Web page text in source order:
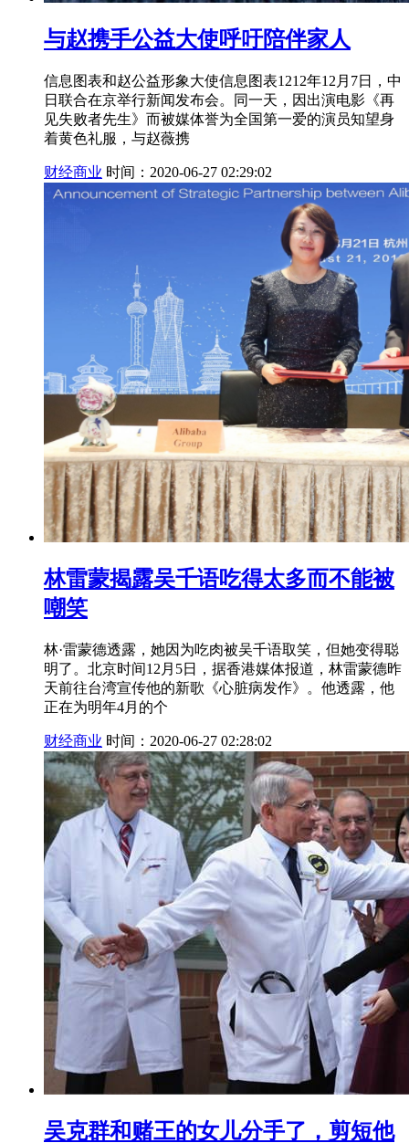
与赵携手公益大使呼吁陪伴家人
信息图表和赵公益形象大使信息图表1212年12月7日，中
日联合在京举行新闻发布会。同一天，因出演电影《再
见失败者先生》而被媒体誉为全国第一爱的演员知望身
着黄色礼服，与赵薇携
财经商业 时间：2020-06-27 02:29:02
林雷蒙揭露吴千语吃得太多而不能被
嘲笑
林·雷蒙德透露，她因为吃肉被吴千语取笑，但她变得聪
明了。北京时间12月5日，据香港媒体报道，林雷蒙德昨
天前往台湾宣传他的新歌《心脏病发作》。他透露，他
正在为明年4月的个
财经商业 时间：2020-06-27 02:28:02
吴克群和赌王的女儿分手了，剪短他